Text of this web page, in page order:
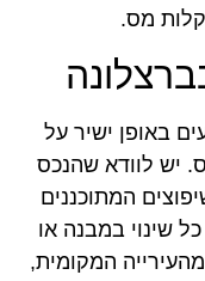
מס.
באופן ישיר על
יש לוודא שהנכס
המתוכננים
שינוי במבנה או
המקומית,